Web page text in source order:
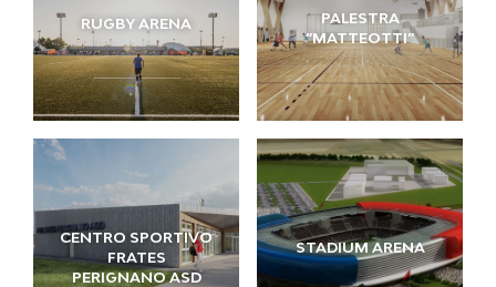
RUGBY ARENA
PALESTRA
”MATTEOTTI”
CENTRO SPORTIVO
FRATES
PERIGNANO ASD
STADIUM ARENA